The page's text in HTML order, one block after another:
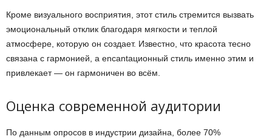
Кроме визуального восприятия, этот стиль стремится вызвать
эмоциональный отклик благодаря мягкости и теплой
атмосфере, которую он создает. Известно, что красота тесно
связана с гармонией, а encantaционный стиль именно этим и
привлекает — он гармоничен во всём.
Оценка современной аудитории
По данным опросов в индустрии дизайна, более 70%